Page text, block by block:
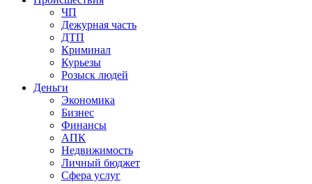
ЧП
Дежурная часть
ДТП
Криминал
Курьезы
Розыск людей
Деньги
Экономика
Бизнес
Финансы
АПК
Недвижимость
Личный бюджет
Сфера услуг